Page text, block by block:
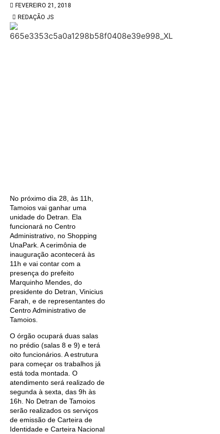
FEVEREIRO 21, 2018
REDAÇÃO JS
No próximo dia 28, às 11h,
Tamoios vai ganhar uma
unidade do Detran. Ela
funcionará no Centro
Administrativo, no Shopping
UnaPark. A cerimônia de
inauguração acontecerá às
11h e vai contar com a
presença do prefeito
Marquinho Mendes, do
presidente do Detran, Vinicius
Farah, e de representantes do
Centro Administrativo de
Tamoios.
O órgão ocupará duas salas
no prédio (salas 8 e 9) e terá
oito funcionários. A estrutura
para começar os trabalhos já
está toda montada. O
atendimento será realizado de
segunda à sexta, das 9h às
16h. No Detran de Tamoios
serão realizados os serviços
de emissão de Carteira de
Identidade e Carteira Nacional